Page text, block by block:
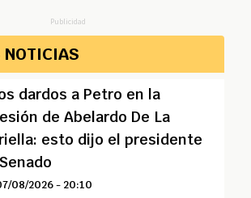
Publicidad
dardos a Petro en la
de Abelardo De La
esto dijo el presidente
08/2026 - 20:10